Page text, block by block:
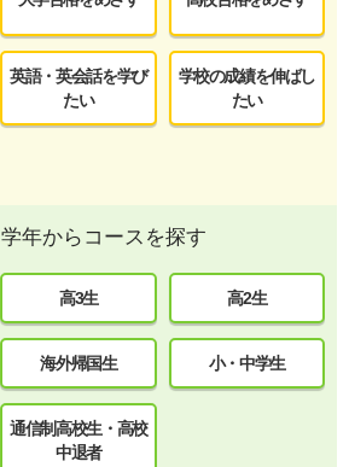
英語・英会話を学び
たい
学校の成績を伸ばし
たい
学年からコースを探す
高3生 高2生
海外帰国生 小・中学生
通信制高校生・高校
中退者